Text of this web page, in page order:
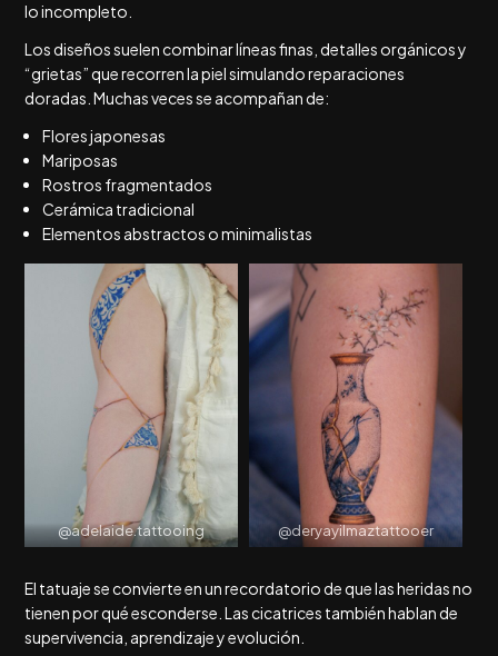
lo incompleto.
Los diseños suelen combinar líneas finas, detalles orgánicos y
“grietas” que recorren la piel simulando reparaciones
doradas. Muchas veces se acompañan de:
Flores japonesas
Mariposas
Rostros fragmentados
Cerámica tradicional
Elementos abstractos o minimalistas
@adelaide.tattooing @deryayilmaztattooer
El tatuaje se convierte en un recordatorio de que las heridas no
tienen por qué esconderse. Las cicatrices también hablan de
supervivencia, aprendizaje y evolución.